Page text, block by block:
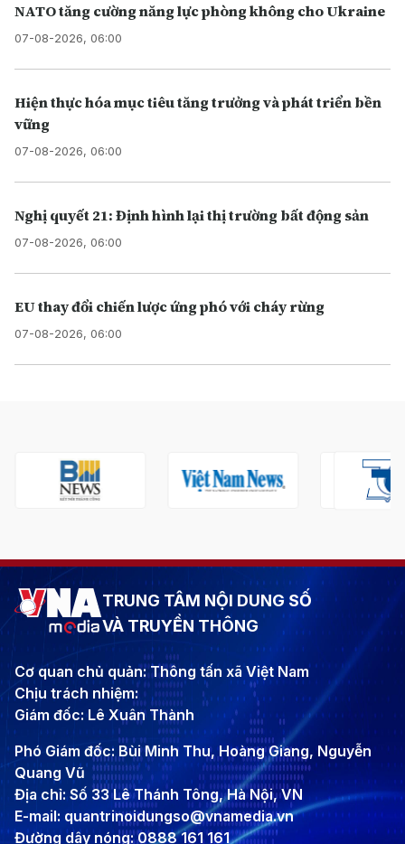
NATO tăng cường năng lực phòng không cho Ukraine
07-08-2026, 06:00
Hiện thực hóa mục tiêu tăng trưởng và phát triển bền
vững
07-08-2026, 06:00
Nghị quyết 21: Định hình lại thị trường bất động sản
07-08-2026, 06:00
EU thay đổi chiến lược ứng phó với cháy rừng
07-08-2026, 06:00
TRUNG TÂM NỘI DUNG SỐ
VÀ TRUYỀN THÔNG
Cơ quan chủ quản: Thông tấn xã Việt Nam
Chịu trách nhiệm:
Giám đốc: Lê Xuân Thành
Phó Giám đốc: Bùi Minh Thu, Hoàng Giang, Nguyễn
Quang Vũ
Địa chỉ: Số 33 Lê Thánh Tông, Hà Nội, VN
E-mail: quantrinoidungso@vnamedia.vn
Đường dây nóng: 0888 161 161